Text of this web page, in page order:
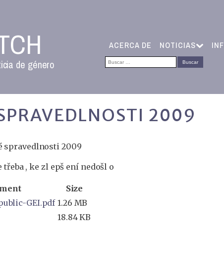
de género
ACERCA DE NOTICIAS
Buscar:
2009
spravedlnosti 2009
třeba , ke zl epš ení nedošl o
Size
GEI.pdf 1.26 MB
18.84 KB